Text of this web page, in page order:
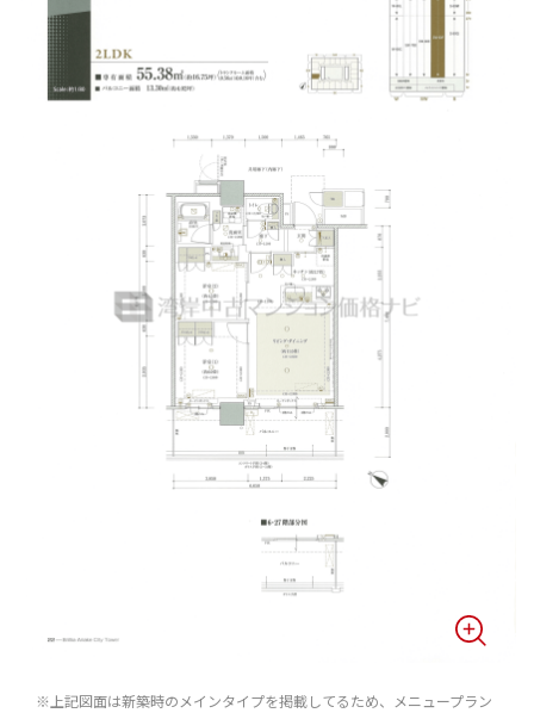
※上記図面は新築時のメインタイプを掲載してるため、メニュープラン